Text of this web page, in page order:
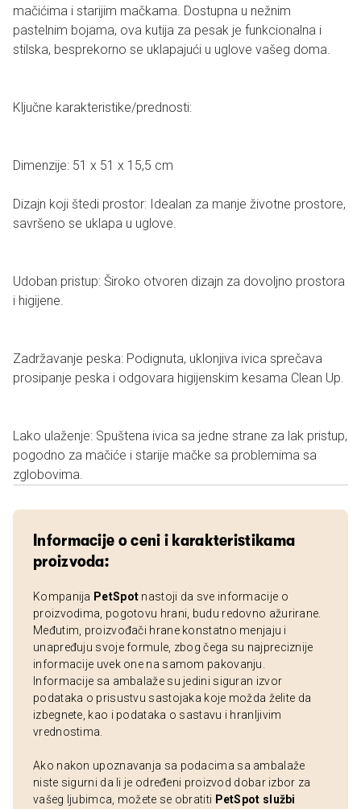
mačićima i starijim mačkama. Dostupna u nežnim
pastelnim bojama, ova kutija za pesak je funkcionalna i
stilska, besprekorno se uklapajući u uglove vašeg doma.
Ključne karakteristike/prednosti:
Dimenzije: 51 x 51 x 15,5 cm
Dizajn koji štedi prostor: Idealan za manje životne prostore,
savršeno se uklapa u uglove.
Udoban pristup: Široko otvoren dizajn za dovoljno prostora
i higijene.
Zadržavanje peska: Podignuta, uklonjiva ivica sprečava
prosipanje peska i odgovara higijenskim kesama Clean Up.
Lako ulaženje: Spuštena ivica sa jedne strane za lak pristup,
pogodno za mačiće i starije mačke sa problemima sa
zglobovima.
Informacije o ceni i karakteristikama
proizvoda:
Kompanija PetSpot nastoji da sve informacije o
proizvodima, pogotovu hrani, budu redovno ažurirane.
Međutim, proizvođači hrane konstatno menjaju i
unapređuju svoje formule, zbog čega su najpreciznije
informacije uvek one na samom pakovanju.
Informacije sa ambalaže su jedini siguran izvor
podataka o prisustvu sastojaka koje možda želite da
izbegnete, kao i podataka o sastavu i hranljivim
vrednostima.
Ako nakon upoznavanja sa podacima sa ambalaže
niste sigurni da li je određeni proizvod dobar izbor za
vašeg ljubimca, možete se obratiti PetSpot službi